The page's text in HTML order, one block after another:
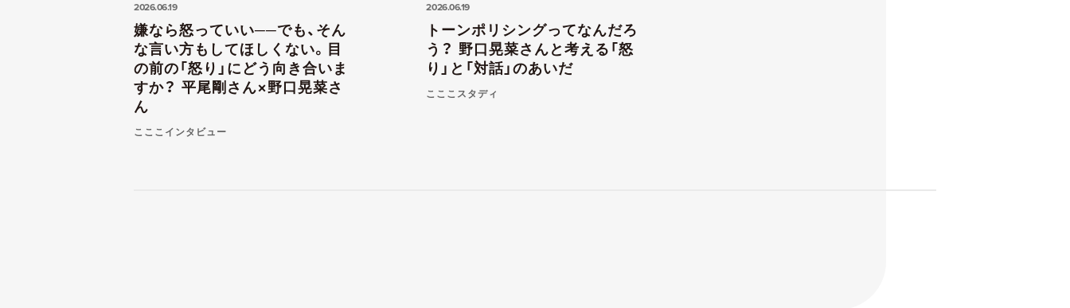
2026.06.19
嫌なら怒っていい──でも、そん
な言い方もしてほしくない。目
の前の「怒り」にどう向き合いま
すか？ 平尾剛さん×野口晃菜さ
ん
こここインタビュー
2026.06.19
トーンポリシングってなんだろ
う？ 野口晃菜さんと考える「怒
り」と「対話」のあいだ
こここスタディ